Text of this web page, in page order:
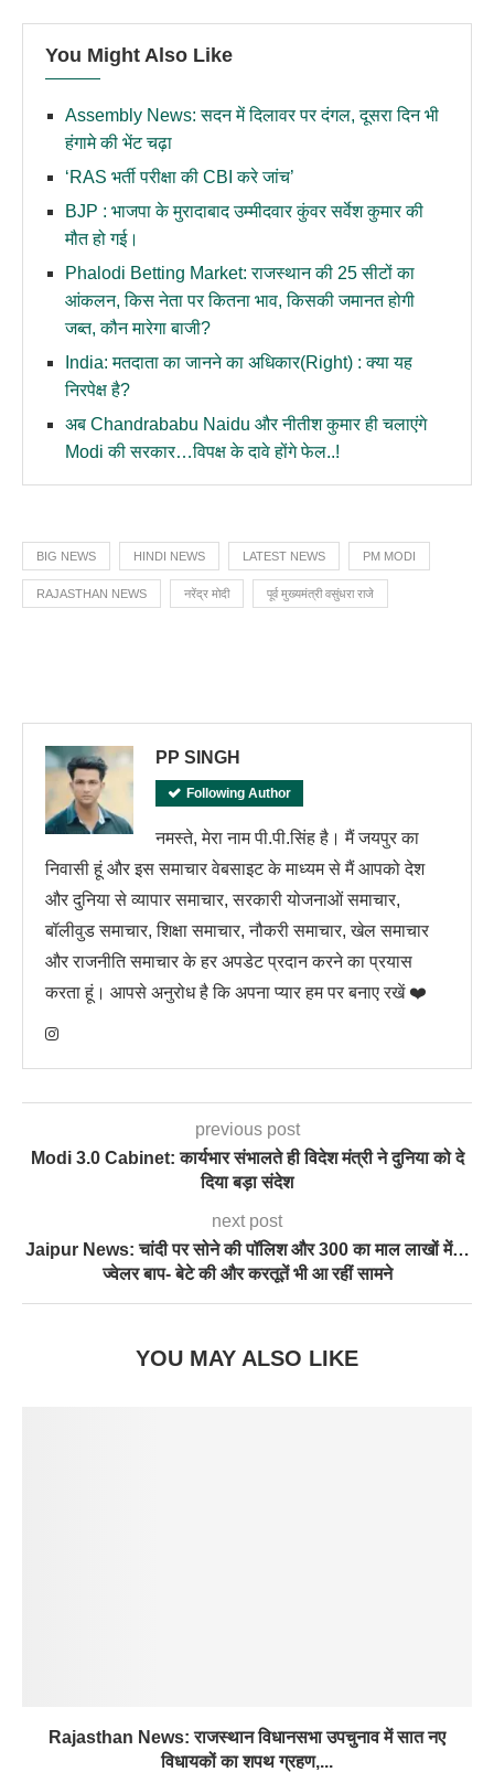
You Might Also Like
Assembly News: सदन में दिलावर पर दंगल, दूसरा दिन भी
हंगामे की भेंट चढ़ा
‘RAS भर्ती परीक्षा की CBI करे जांच’
BJP : भाजपा के मुरादाबाद उम्मीदवार कुंवर सर्वेश कुमार की
मौत हो गई।
Phalodi Betting Market: राजस्थान की 25 सीटों का
आंकलन, किस नेता पर कितना भाव, किसकी जमानत होगी
जब्त, कौन मारेगा बाजी?
India: मतदाता का जानने का अधिकार(Right) : क्या यह
निरपेक्ष है?
अब Chandrababu Naidu और नीतीश कुमार ही चलाएंगे
Modi की सरकार…विपक्ष के दावे होंगे फेल..!
BIG NEWS HINDI NEWS LATEST NEWS PM MODI
RAJASTHAN NEWS नरेंद्र मोदी पूर्व मुख्यमंत्री वसुंधरा राजे
PP SINGH
Following Author
नमस्ते, मेरा नाम पी.पी.सिंह है। मैं जयपुर का
निवासी हूं और इस समाचार वेबसाइट के माध्यम से मैं आपको देश
और दुनिया से व्यापार समाचार, सरकारी योजनाओं समाचार,
बॉलीवुड समाचार, शिक्षा समाचार, नौकरी समाचार, खेल समाचार
और राजनीति समाचार के हर अपडेट प्रदान करने का प्रयास
करता हूं। आपसे अनुरोध है कि अपना प्यार हम पर बनाए रखें ❤️
previous post
Modi 3.0 Cabinet: कार्यभार संभालते ही विदेश मंत्री ने दुनिया को दे
दिया बड़ा संदेश
next post
Jaipur News: चांदी पर सोने की पॉलिश और 300 का माल लाखों में…
ज्वेलर बाप- बेटे की और करतूतें भी आ रहीं सामने
YOU MAY ALSO LIKE
Rajasthan News: राजस्थान विधानसभा उपचुनाव में सात नए
विधायकों का शपथ ग्रहण,...